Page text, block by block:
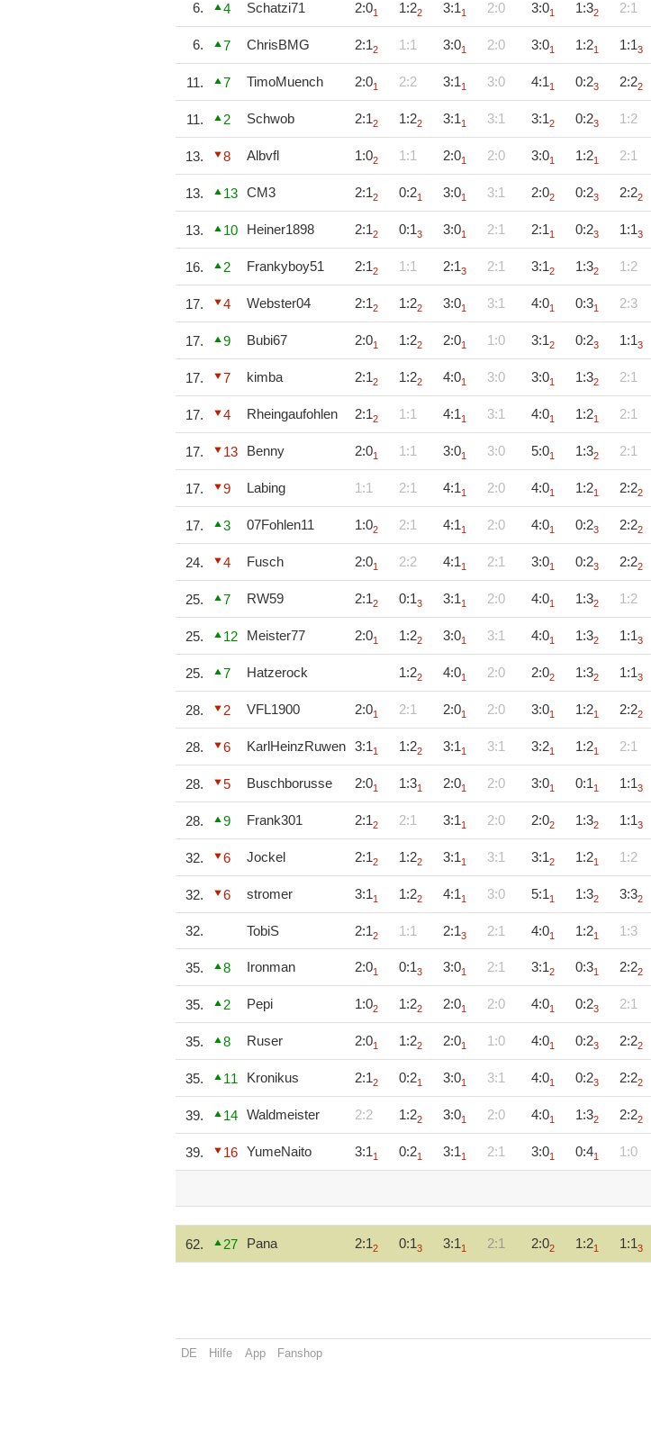
6. 4 Schatzi71 2:01 1:22 3:11 2:0 3:01 1:32 2:1
6. 7 ChrisBMG 2:12 1:1 3:01 2:0 3:01 1:21 1:13
11. 7 TimoMuench 2:01 2:2 3:11 3:0 4:11 0:23 2:22
11. 2 Schwob 2:12 1:22 3:11 3:1 3:12 0:23 1:2
13. 8 Albvfl 1:02 1:1 2:01 2:0 3:01 1:21 2:1
13. 13 CM3 2:12 0:21 3:01 3:1 2:02 0:23 2:22
13. 10 Heiner1898 2:12 0:13 3:01 2:1 2:11 0:23 1:13
16. 2 Frankyboy51 2:12 1:1 2:13 2:1 3:12 1:32 1:2
17. 4 Webster04 2:12 1:22 3:01 3:1 4:01 0:31 2:3
17. 9 Bubi67 2:01 1:22 2:01 1:0 3:12 0:23 1:13
17. 7 kimba 2:12 1:22 4:01 3:0 3:01 1:32 2:1
17. 4 Rheingaufohlen 2:12 1:1 4:11 3:1 4:01 1:21 2:1
17. 13 Benny 2:01 1:1 3:01 3:0 5:01 1:32 2:1
17. 9 Labing 1:1 2:1 4:11 2:0 4:01 1:21 2:22
17. 3 07Fohlen11 1:02 2:1 4:11 2:0 4:01 0:23 2:22
24. 4 Fusch 2:01 2:2 4:11 2:1 3:01 0:23 2:22
25. 7 RW59 2:12 0:13 3:11 2:0 4:01 1:32 1:2
25. 12 Meister77 2:01 1:22 3:01 3:1 4:01 1:32 1:13
25. 7 Hatzerock 1:22 4:01 2:0 2:02 1:32 1:13
28. 2 VFL1900 2:01 2:1 2:01 2:0 3:01 1:21 2:22
28. 6 KarlHeinzRuwen 3:11 1:22 3:11 3:1 3:21 1:21 2:1
28. 5 Buschborusse 2:01 1:31 2:01 2:0 3:01 0:11 1:13
28. 9 Frank301 2:12 2:1 3:11 2:0 2:02 1:32 1:13
32. 6 Jockel 2:12 1:22 3:11 3:1 3:12 1:21 1:2
32. 6 stromer 3:11 1:22 4:11 3:0 5:11 1:32 3:32
32. TobiS 2:12 1:1 2:13 2:1 4:01 1:21 1:3
35. 8 Ironman 2:01 0:13 3:01 2:1 3:12 0:31 2:22
35. 2 Pepi 1:02 1:22 2:01 2:0 4:01 0:23 2:1
35. 8 Ruser 2:01 1:22 2:01 1:0 4:01 0:23 2:22
35. 11 Kronikus 2:12 0:21 3:01 3:1 4:01 0:23 2:22
39. 14 Waldmeister 2:2 1:22 3:01 2:0 4:01 1:32 2:22
39. 16 YumeNaito 3:11 0:21 3:11 2:1 3:01 0:41 1:0
62. 27 Pana 2:12 0:13 3:11 2:1 2:02 1:21 1:13
DE Hilfe App Fanshop